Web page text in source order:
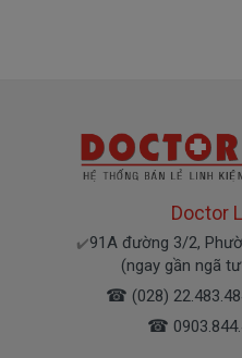
Trên thị trường thì có
thượng vàng hạ cám
Doctor
✔️91A đường 3/2,
(ngay gần ngã tư
☎ (028)
☎